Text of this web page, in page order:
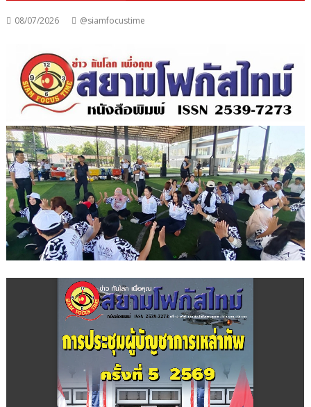
08/07/2026 @siamfocustime